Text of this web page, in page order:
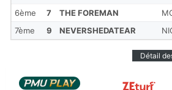
6ème
7 THE FOREMAN
7ème
9 NEVERSHEDATEAR
Détail